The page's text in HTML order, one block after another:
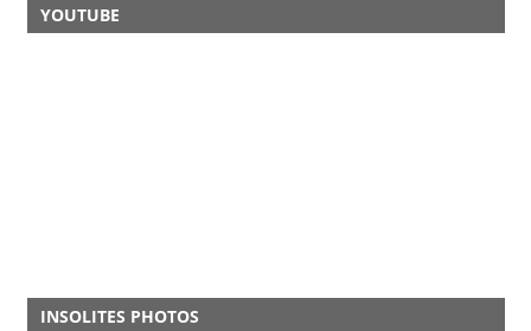
YOUTUBE
INSOLITES PHOTOS